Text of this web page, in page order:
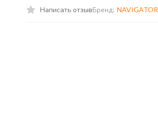
Написать отзывБренд: NAVIGATOR